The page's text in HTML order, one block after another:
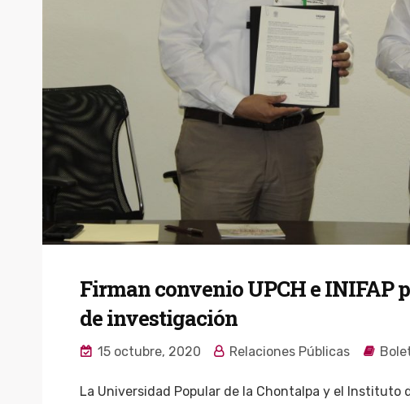
Firman convenio UPCH e INIFAP
de investigación
15 octubre, 2020 Relaciones Públicas
La Universidad Popular de la Chontalpa y el Instituto